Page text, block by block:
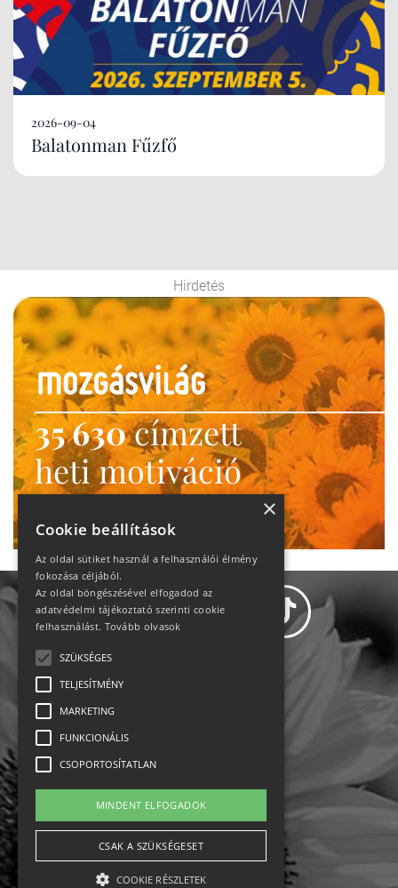
2026-09-04
Balatonman Fűzfő
Hirdetés
35 630címzett
heti motiváció
Ne maradj le!
Impresszum-kapcsolat
Jogi nyilatkozat
Rólunk
×
Cookie beállítások
Az oldal sütiket használ a felhasználói élmény
fokozása céljából.
Az oldal böngészésével elfogadod az
adatvédelmi tájékoztató szerinti cookie
felhasználást. Tovább olvasok
SZÜKSÉGES
TELJESÍTMÉNY
MARKETING
FUNKCIONÁLIS
CSOPORTOSÍTATLAN
MINDENT ELFOGADOK
CSAK A SZÜKSÉGESET
COOKIE RÉSZLETEK